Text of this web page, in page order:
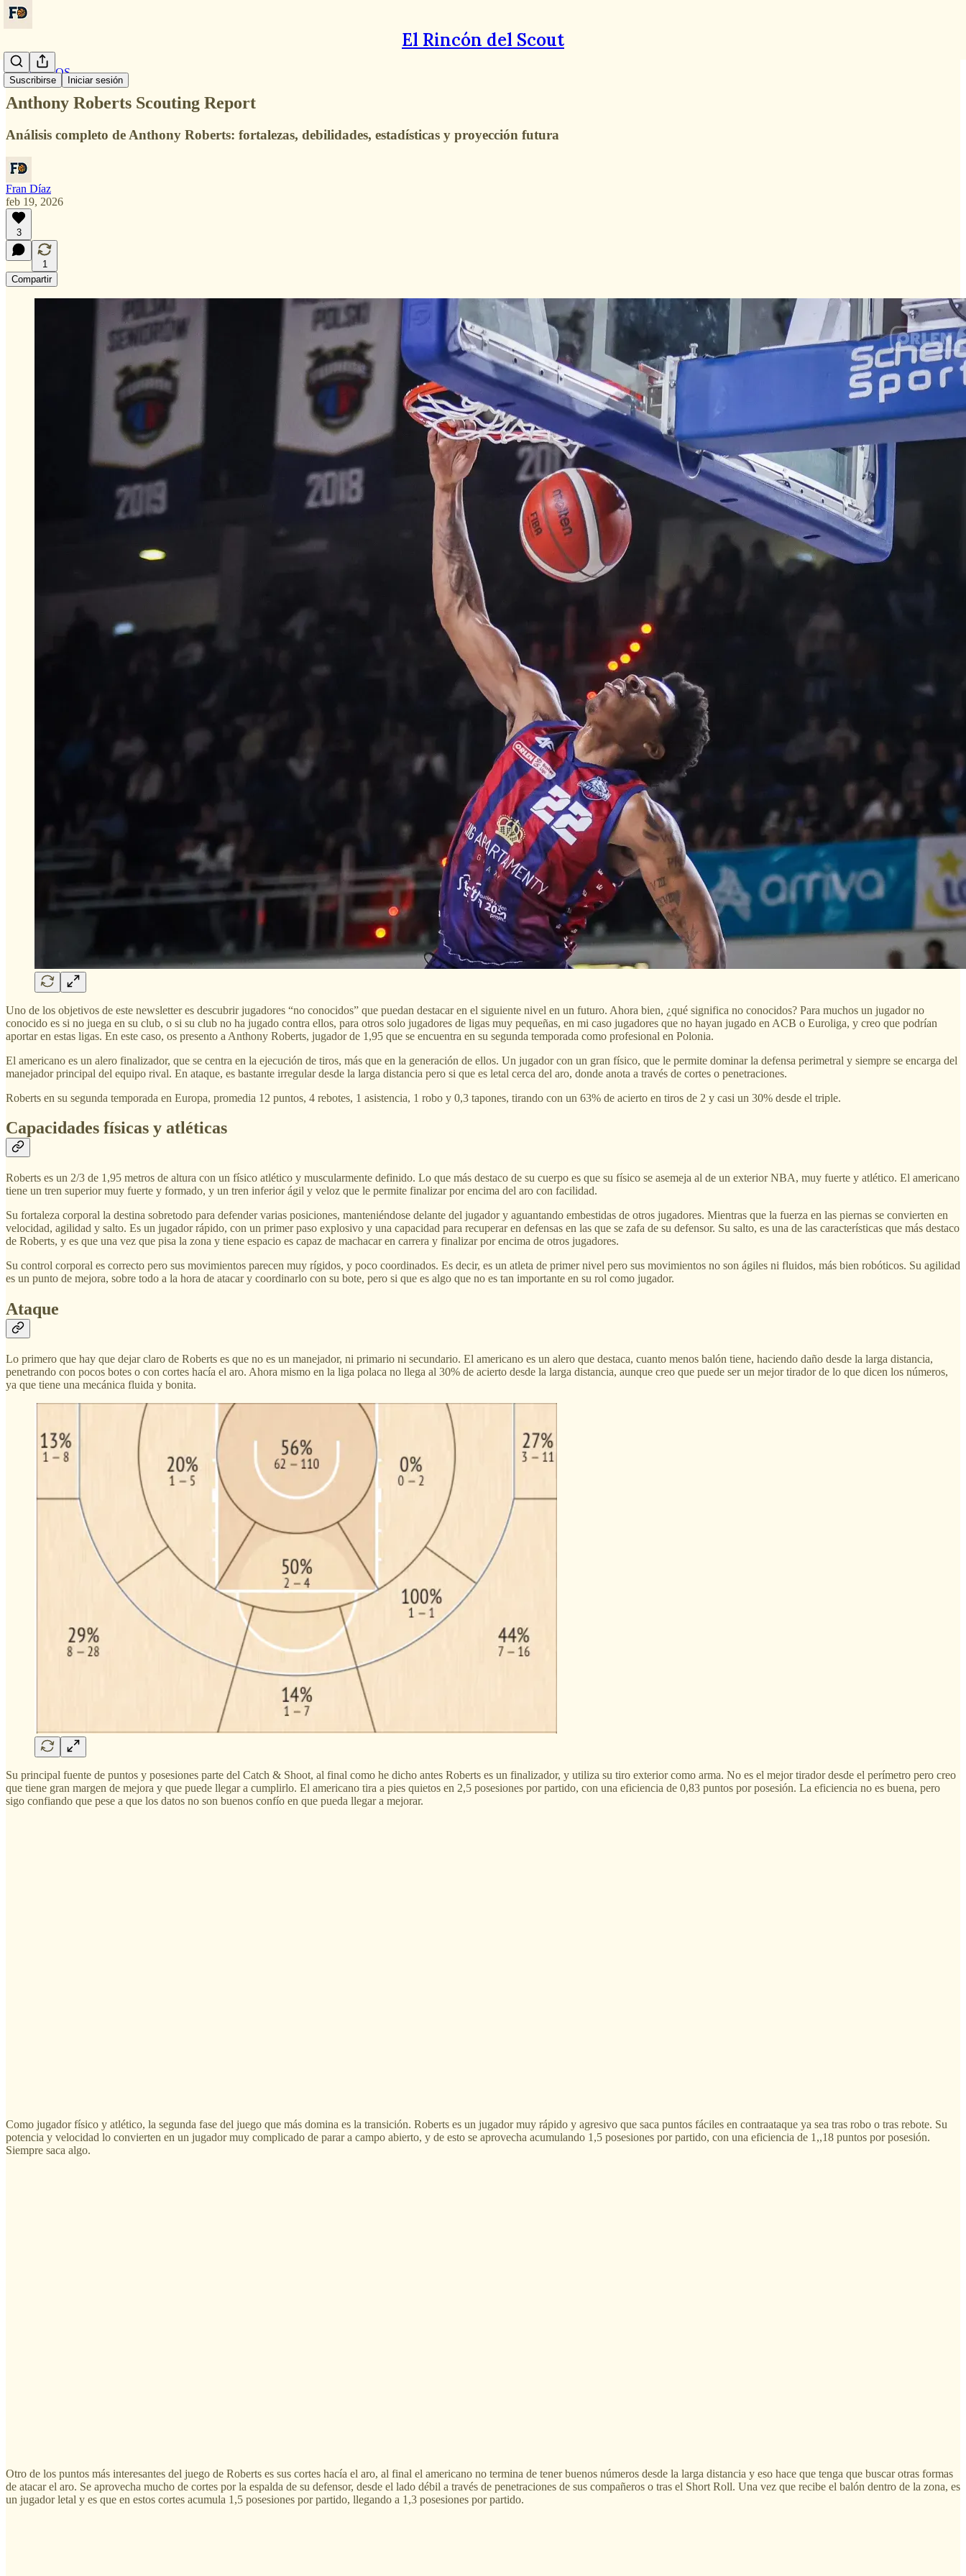
El Rincón del Scout
Suscribirse Iniciar sesión
EURO PROS
Anthony Roberts Scouting Report
Análisis completo de Anthony Roberts: fortalezas, debilidades, estadísticas y proyección futura
Fran Díaz
feb 19, 2026
3
1
Compartir
Uno de los objetivos de este newsletter es descubrir jugadores “no conocidos” que puedan destacar en el siguiente nivel en un futuro. Ahora bien, ¿qué significa no conocidos? Para muchos un jugador no
conocido es si no juega en su club, o si su club no ha jugado contra ellos, para otros solo jugadores de ligas muy pequeñas, en mi caso jugadores que no hayan jugado en ACB o Euroliga, y creo que podrían
aportar en estas ligas. En este caso, os presento a Anthony Roberts, jugador de 1,95 que se encuentra en su segunda temporada como profesional en Polonia.
El americano es un alero finalizador, que se centra en la ejecución de tiros, más que en la generación de ellos. Un jugador con un gran físico, que le permite dominar la defensa perimetral y siempre se encarga del
manejador principal del equipo rival. En ataque, es bastante irregular desde la larga distancia pero si que es letal cerca del aro, donde anota a través de cortes o penetraciones.
Roberts en su segunda temporada en Europa, promedia 12 puntos, 4 rebotes, 1 asistencia, 1 robo y 0,3 tapones, tirando con un 63% de acierto en tiros de 2 y casi un 30% desde el triple.
Capacidades físicas y atléticas
Roberts es un 2/3 de 1,95 metros de altura con un físico atlético y muscularmente definido. Lo que más destaco de su cuerpo es que su físico se asemeja al de un exterior NBA, muy fuerte y atlético. El americano
tiene un tren superior muy fuerte y formado, y un tren inferior ágil y veloz que le permite finalizar por encima del aro con facilidad.
Su fortaleza corporal la destina sobretodo para defender varias posiciones, manteniéndose delante del jugador y aguantando embestidas de otros jugadores. Mientras que la fuerza en las piernas se convierten en
velocidad, agilidad y salto. Es un jugador rápido, con un primer paso explosivo y una capacidad para recuperar en defensas en las que se zafa de su defensor. Su salto, es una de las características que más destaco
de Roberts, y es que una vez que pisa la zona y tiene espacio es capaz de machacar en carrera y finalizar por encima de otros jugadores.
Su control corporal es correcto pero sus movimientos parecen muy rígidos, y poco coordinados. Es decir, es un atleta de primer nivel pero sus movimientos no son ágiles ni fluidos, más bien robóticos. Su agilidad
es un punto de mejora, sobre todo a la hora de atacar y coordinarlo con su bote, pero si que es algo que no es tan importante en su rol como jugador.
Ataque
Lo primero que hay que dejar claro de Roberts es que no es un manejador, ni primario ni secundario. El americano es un alero que destaca, cuanto menos balón tiene, haciendo daño desde la larga distancia,
penetrando con pocos botes o con cortes hacía el aro. Ahora mismo en la liga polaca no llega al 30% de acierto desde la larga distancia, aunque creo que puede ser un mejor tirador de lo que dicen los números,
ya que tiene una mecánica fluida y bonita.
Su principal fuente de puntos y posesiones parte del Catch & Shoot, al final como he dicho antes Roberts es un finalizador, y utiliza su tiro exterior como arma. No es el mejor tirador desde el perímetro pero creo
que tiene gran margen de mejora y que puede llegar a cumplirlo. El americano tira a pies quietos en 2,5 posesiones por partido, con una eficiencia de 0,83 puntos por posesión. La eficiencia no es buena, pero
sigo confiando que pese a que los datos no son buenos confío en que pueda llegar a mejorar.
Como jugador físico y atlético, la segunda fase del juego que más domina es la transición. Roberts es un jugador muy rápido y agresivo que saca puntos fáciles en contraataque ya sea tras robo o tras rebote. Su
potencia y velocidad lo convierten en un jugador muy complicado de parar a campo abierto, y de esto se aprovecha acumulando 1,5 posesiones por partido, con una eficiencia de 1,,18 puntos por posesión.
Siempre saca algo.
Otro de los puntos más interesantes del juego de Roberts es sus cortes hacía el aro, al final el americano no termina de tener buenos números desde la larga distancia y eso hace que tenga que buscar otras formas
de atacar el aro. Se aprovecha mucho de cortes por la espalda de su defensor, desde el lado débil a través de penetraciones de sus compañeros o tras el Short Roll. Una vez que recibe el balón dentro de la zona, es
un jugador letal y es que en estos cortes acumula 1,5 posesiones por partido, llegando a 1,3 posesiones por partido.